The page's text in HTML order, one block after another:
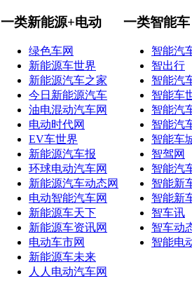
一类新能源+电动
绿色车网
新能源车世界
新能源汽车之家
今日新能源汽车
油电混动汽车网
电动时代网
EV车世界
新能源汽车报
环球电动汽车网
新能源汽车动态网
电动智能汽车网
新能源车天下
新能源车资讯网
电动车市网
新能源车未来
人人电动汽车网
一类智能车
智能汽
智出行
智能汽
智能车
智能汽
智能汽
智能车
智驾网
智能汽
智能新
智能新
智车讯
智车动
智能电